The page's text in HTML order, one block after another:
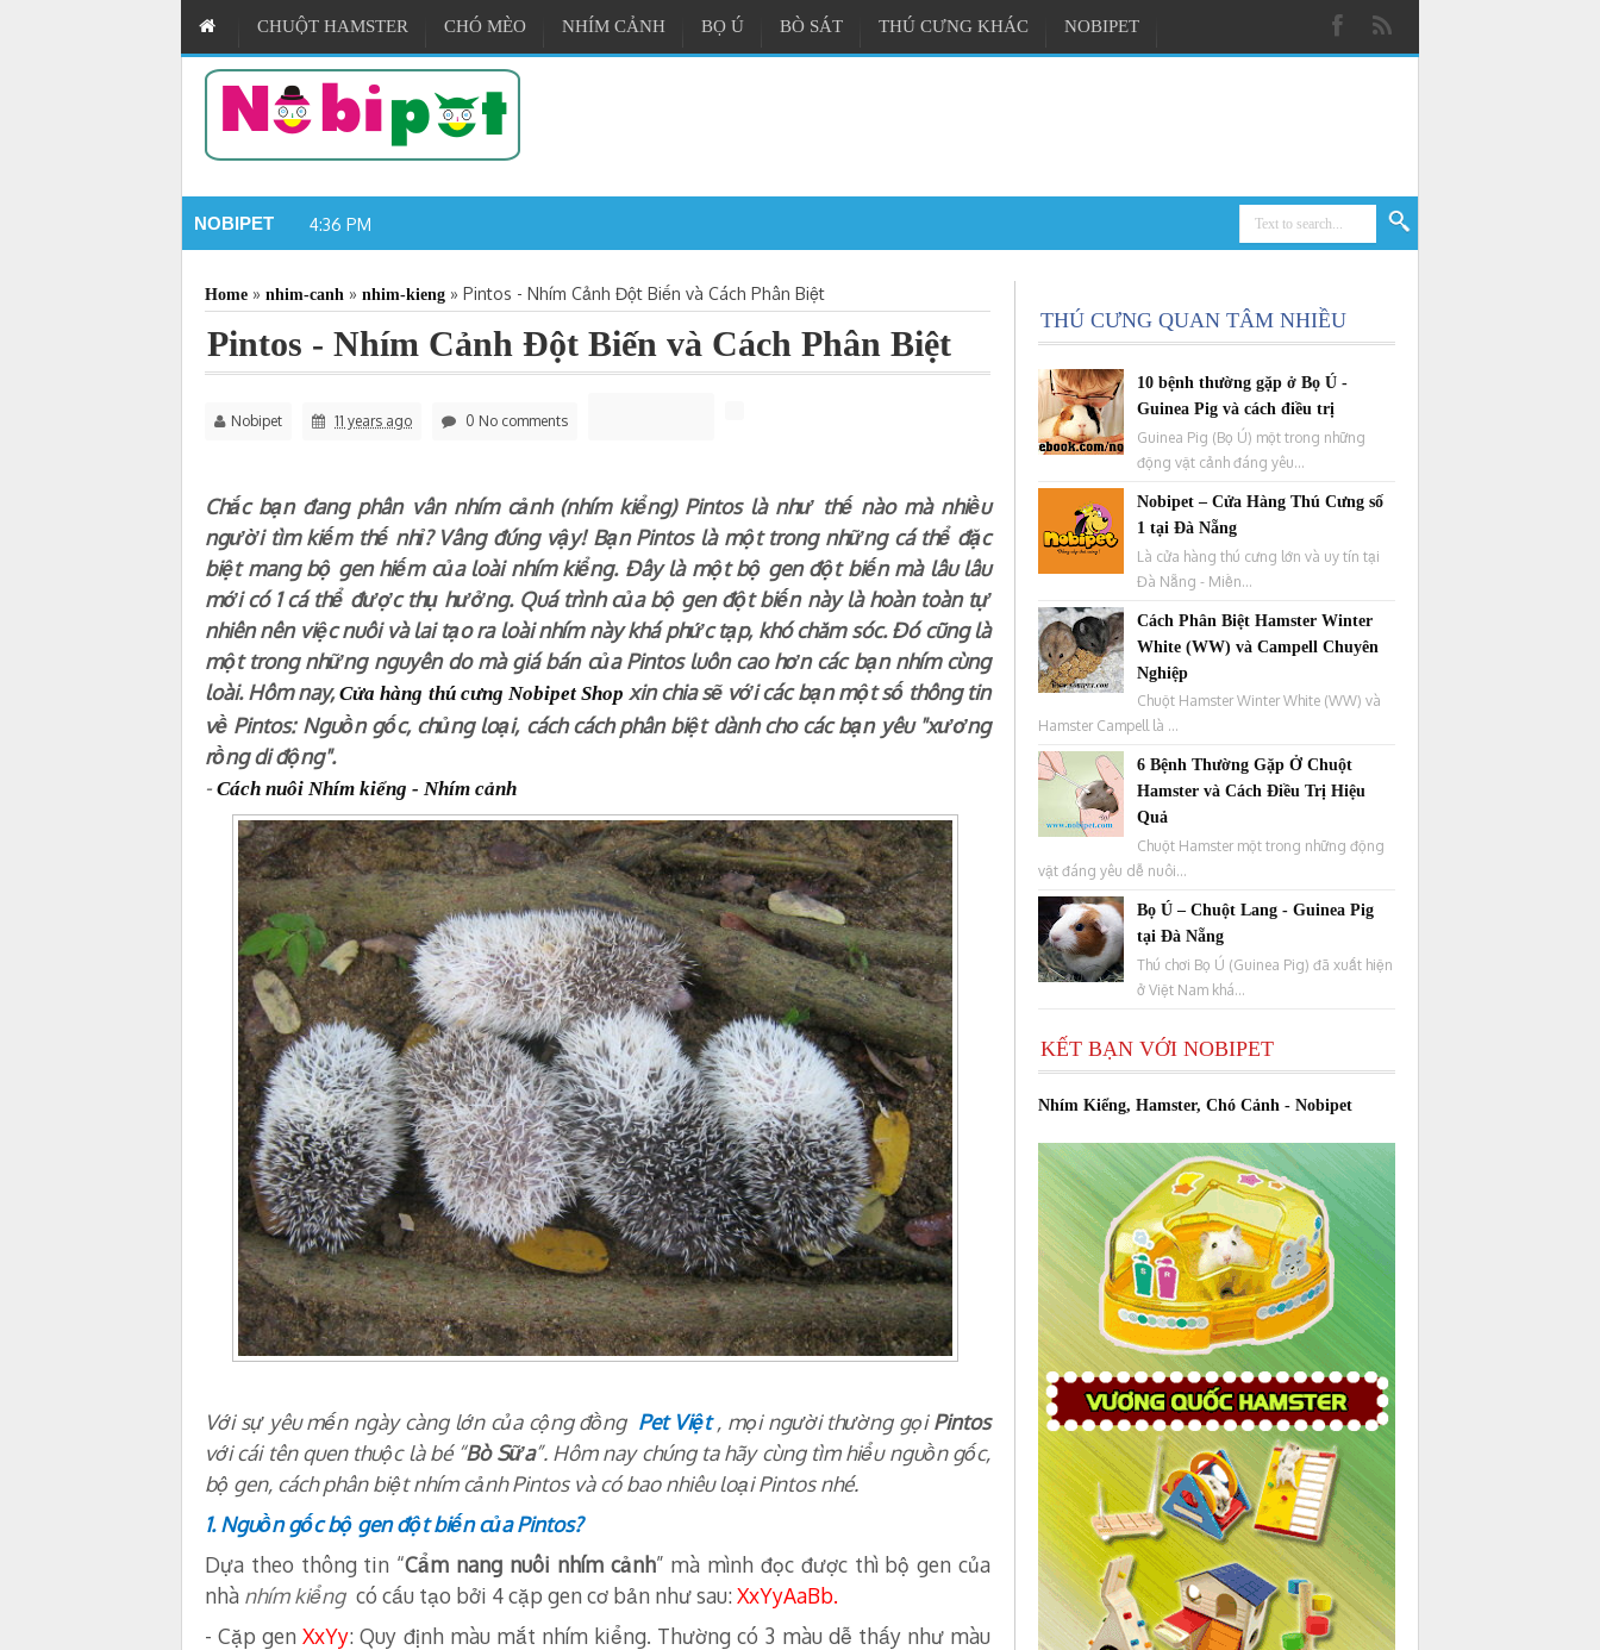
CHUỘT HAMSTER CHÓ MÈO NHÍM CẢNH BỌ Ú BÒ SÁT THÚ CƯNG KHÁC NOBIPET
NOBIPET 4:36 PM
Home » nhim-canh » nhim-kieng » Pintos - Nhím Cảnh Đột Biến và Cách Phân Biệt
Pintos - Nhím Cảnh Đột Biến và Cách Phân Biệt
Nobipet 11 years ago 0 No comments
Chắc bạn đang phân vân nhím cảnh (nhím kiểng) Pintos là như thế nào mà nhiều
người tìm kiếm thế nhỉ? Vâng đúng vậy! Bạn Pintos là một trong những cá thể đặc
biệt mang bộ gen hiếm của loài nhím kiểng. Đây là một bộ gen đột biến mà lâu lâu
mới có 1 cá thể được thụ hưởng. Quá trình của bộ gen đột biến này là hoàn toàn tự
nhiên nên việc nuôi và lai tạo ra loài nhím này khá phức tạp, khó chăm sóc. Đó cũng là
một trong những nguyên do mà giá bán của Pintos luôn cao hơn các bạn nhím cùng
loài. Hôm nay,Cửa hàng thú cưng Nobipet Shop xin chia sẽ với các bạn một số thông tin
về Pintos: Nguồn gốc, chủng loại, cách cách phân biệt dành cho các bạn yêu "xương
rồng di động".
- Cách nuôi Nhím kiểng - Nhím cảnh
Với sự yêu mến ngày càng lớn của cộng đồng Pet Việt , mọi người thường gọiPintos
với cái tên quen thuộc là bé “Bò Sữa”. Hôm nay chúng ta hãy cùng tìm hiểu nguồn gốc,
bộ gen, cách phân biệt nhím cảnh Pintos và có bao nhiêu loại Pintos nhé.
1. Nguồn gốc bộ gen đột biến của Pintos?
Dựa theo thông tin “Cẩm nang nuôi nhím cảnh” mà mình đọc được thì bộ gen của
nhà nhím kiểng có cấu tạo bởi 4 cặp gen cơ bản như sau:XxYyAaBb.
- Cặp genXxYy: Quy định màu mắt nhím kiểng. Thường có 3 màu dễ thấy như màu
THÚ CƯNG QUAN TÂM NHIỀU
10 bệnh thường gặp ở Bọ Ú -
Guinea Pig và cách điều trị
Guinea Pig (Bọ Ú) một trong những
động vật cảnh đáng yêu...
Nobipet – Cửa Hàng Thú Cưng số
1 tại Đà Nẵng
Là cửa hàng thú cưng lớn và uy tín tại
Đà Nẵng - Miền...
Cách Phân Biệt Hamster Winter
White (WW) và Campell Chuyên
Nghiệp
Chuột Hamster Winter White (WW) và
Hamster Campell là ...
6 Bệnh Thường Gặp Ở Chuột
Hamster và Cách Điều Trị Hiệu
Quả
Chuột Hamster một trong những động
vật đáng yêu dễ nuôi...
Bọ Ú – Chuột Lang - Guinea Pig
tại Đà Nẵng
Thú chơi Bọ Ú (Guinea Pig) đã xuất hiện
ở Việt Nam khá...
KẾT BẠN VỚI NOBIPET
Nhím Kiểng, Hamster, Chó Cảnh - Nobipet